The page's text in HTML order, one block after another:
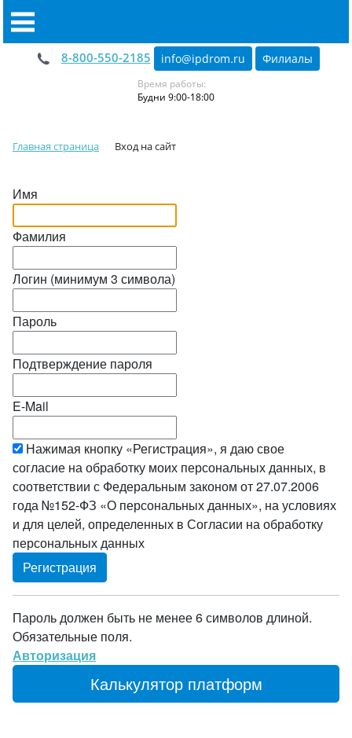
8-800-550-2185 info@ipdrom.ru Филиалы
Время работы:
Будни 9:00-18:00
Главная страница Вход на сайт
Имя
Фамилия
Логин (минимум 3 символа)
Пароль
Подтверждение пароля
E-Mail
Нажимая кнопку «Регистрация», я даю свое
согласие на обработку моих персональных данных, в
соответствии с Федеральным законом от 27.07.2006
года №152-ФЗ «О персональных данных», на условиях
и для целей, определенных в Согласии на обработку
персональных данных
Пароль должен быть не менее 6 символов длиной.
Обязательные поля.
Авторизация
Калькулятор платформ